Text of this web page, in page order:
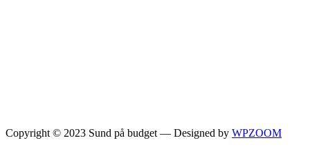
Copyright © 2023 Sund på budget — Designed by WPZOOM